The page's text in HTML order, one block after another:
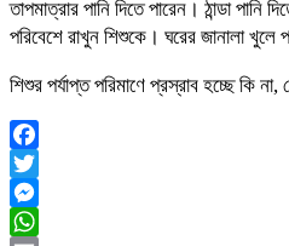
তাপমাত্রার পানি দিতে পারেন। ঠান্ডা
পরিবেশে রাখুন শিশুকে। ঘরের জানালা খুলে
শিশুর পর্যাপ্ত পরিমাণে প্রস্রাব হচ্ছে কি
Facebook
Twitter
Messenger